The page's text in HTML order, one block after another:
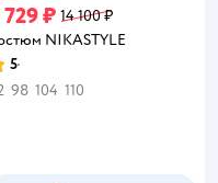
729 ₽ 14 100 ₽
NIKASTYLE
5
98 104 110